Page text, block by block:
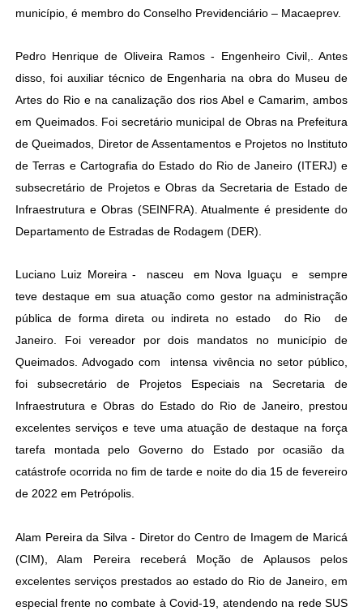
município, é membro do Conselho Previdenciário – Macaeprev.
Pedro Henrique de Oliveira Ramos - Engenheiro Civil,. Antes
disso, foi auxiliar técnico de Engenharia na obra do Museu de
Artes do Rio e na canalização dos rios Abel e Camarim, ambos
em Queimados. Foi secretário municipal de Obras na Prefeitura
de Queimados, Diretor de Assentamentos e Projetos no Instituto
de Terras e Cartografia do Estado do Rio de Janeiro (ITERJ) e
subsecretário de Projetos e Obras da Secretaria de Estado de
Infraestrutura e Obras (SEINFRA). Atualmente é presidente do
Departamento de Estradas de Rodagem (DER).
Luciano Luiz Moreira - nasceu em Nova Iguaçu e sempre
teve destaque em sua atuação como gestor na administração
pública de forma direta ou indireta no estado do Rio de
Janeiro. Foi vereador por dois mandatos no município de
Queimados. Advogado com intensa vivência no setor público,
foi subsecretário de Projetos Especiais na Secretaria de
Infraestrutura e Obras do Estado do Rio de Janeiro, prestou
excelentes serviços e teve uma atuação de destaque na força
tarefa montada pelo Governo do Estado por ocasião da
catástrofe ocorrida no fim de tarde e noite do dia 15 de fevereiro
de 2022 em Petrópolis.
Alam Pereira da Silva - Diretor do Centro de Imagem de Maricá
(CIM), Alam Pereira receberá Moção de Aplausos pelos
excelentes serviços prestados ao estado do Rio de Janeiro, em
especial frente no combate à Covid-19, atendendo na rede SUS